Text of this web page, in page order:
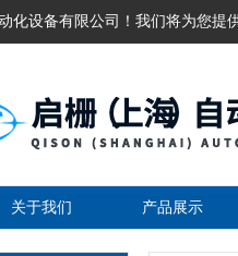
化设备有限公司！我们将为您提
关于我们 产品展示